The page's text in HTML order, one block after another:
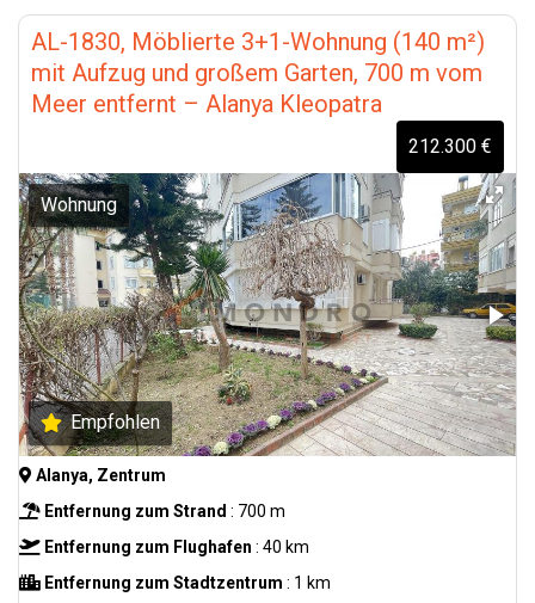
AL-1830, Möblierte 3+1-Wohnung (140 m²)
mit Aufzug und großem Garten, 700 m vom
Meer entfernt – Alanya Kleopatra
212.300 €
Wohnung
Empfohlen
Alanya, Zentrum
Entfernung zum Strand : 700 m
Entfernung zum Flughafen : 40 km
Entfernung zum Stadtzentrum : 1 km